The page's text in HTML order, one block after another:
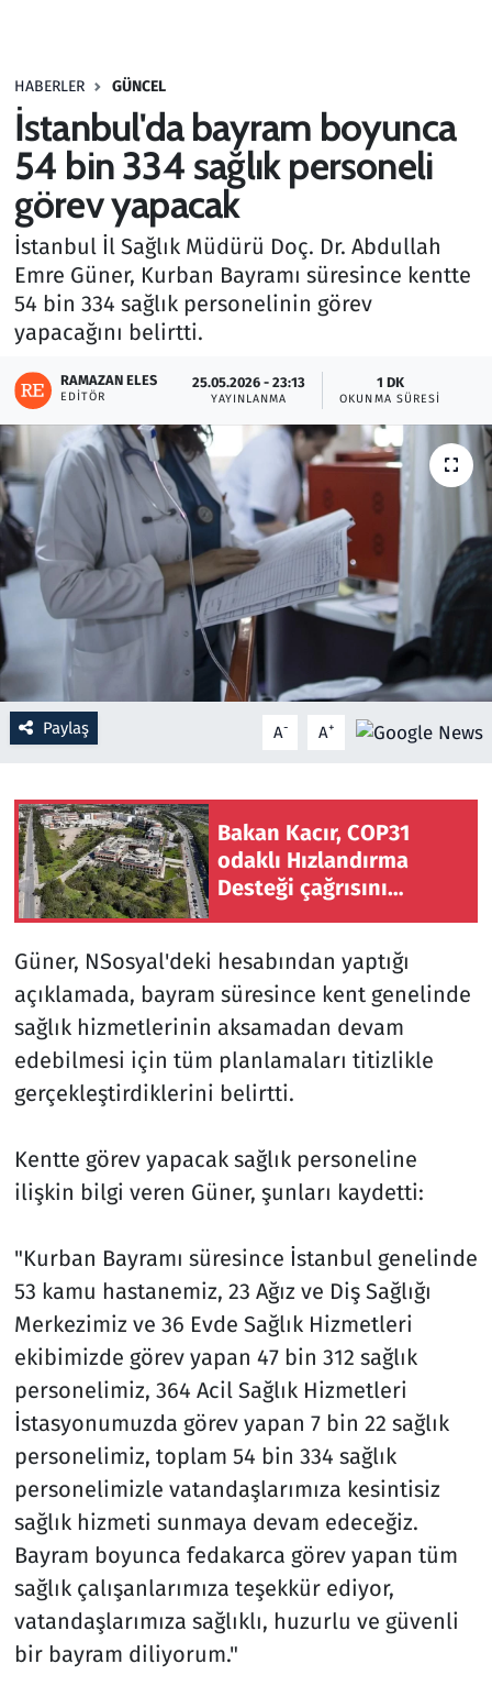
HABERLER GÜNCEL
İstanbul'da bayram boyunca
54 bin 334 sağlık personeli
görev yapacak
İstanbul İl Sağlık Müdürü Doç. Dr. Abdullah
Emre Güner, Kurban Bayramı süresince kentte
54 bin 334 sağlık personelinin görev
yapacağını belirtti.
RAMAZAN ELES
EDITÖR
25.05.2026 - 23:13
YAYINLANMA
1 DK
OKUNMA SÜRESI
Paylaş A- A+
Bakan Kacır, COP31
odaklı Hızlandırma
Desteği çağrısını
Güner, NSosyal'deki hesabından yaptığı
açıklamada, bayram süresince kent genelinde
sağlık hizmetlerinin aksamadan devam
edebilmesi için tüm planlamaları titizlikle
gerçekleştirdiklerini belirtti.
Kentte görev yapacak sağlık personeline
ilişkin bilgi veren Güner, şunları kaydetti:
"Kurban Bayramı süresince İstanbul genelinde
53 kamu hastanemiz, 23 Ağız ve Diş Sağlığı
Merkezimiz ve 36 Evde Sağlık Hizmetleri
ekibimizde görev yapan 47 bin 312 sağlık
personelimiz, 364 Acil Sağlık Hizmetleri
İstasyonumuzda görev yapan 7 bin 22 sağlık
personelimiz, toplam 54 bin 334 sağlık
personelimizle vatandaşlarımıza kesintisiz
sağlık hizmeti sunmaya devam edeceğiz.
Bayram boyunca fedakarca görev yapan tüm
sağlık çalışanlarımıza teşekkür ediyor,
vatandaşlarımıza sağlıklı, huzurlu ve güvenli
bir bayram diliyorum."
Haber
Kültür Sanat
Kurumsal Haberler
Lezzet Durağı
Memur ve Kamu
Otomobil
Oyun
Ramazan
Resmi İlanlar
Rüya Tabirleri
Sağlık
Savunma Sanayi
Spor
Teknoloji ve Bilim